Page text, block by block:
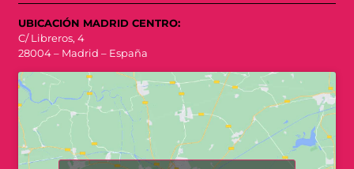
UBICACIÓN MADRID CENTRO:
C/ Libreros, 4
28004 – Madrid – España